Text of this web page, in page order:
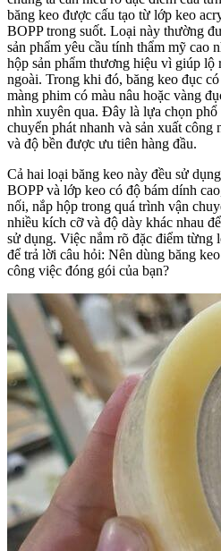
băng keo được cấu tạo từ lớp keo
BOPP trong suốt. Loại này thường
sản phẩm yêu cầu tính thẩm mỹ cao
hộp sản phẩm thương hiệu vì giúp lộ
ngoài. Trong khi đó, băng keo đục
màng phim có màu nâu hoặc vàng
nhìn xuyên qua. Đây là lựa chọn phổ
chuyển phát nhanh và sản xuất công
và độ bền được ưu tiên hàng đầu.
Cả hai loại băng keo này đều sử
BOPP và lớp keo có độ bám dính
nối, nắp hộp trong quá trình vận
nhiều kích cỡ và độ dày khác nhau
sử dụng. Việc nắm rõ đặc điểm từng
để trả lời câu hỏi: Nên dùng băng
công việc đóng gói của bạn?